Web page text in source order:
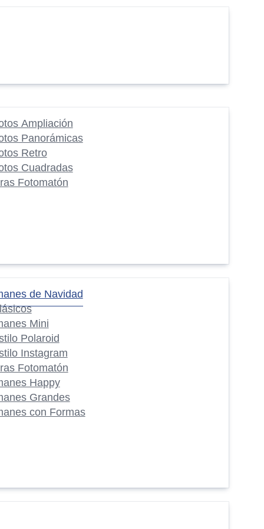
Ampliación
Panorámicas
Retro
Cuadradas
Fotomatón
de Navidad
Mini
Polaroid
Instagram
Fotomatón
Happy
Grandes
con Formas